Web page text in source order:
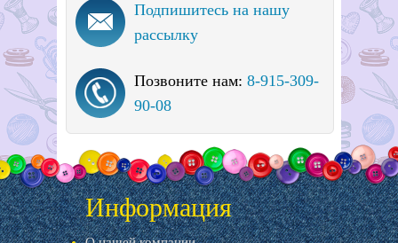
Подпишитесь на нашу
рассылку
Позвоните нам: 8-915-309-
90-08
Информация